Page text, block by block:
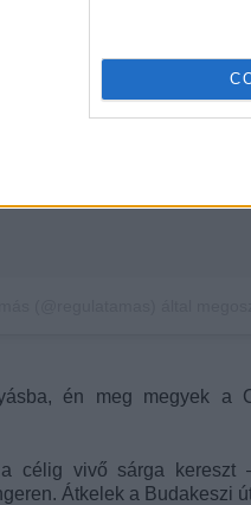
én meg megyek a
célig vivő sárga kereszt
Átkelek a Budakeszi